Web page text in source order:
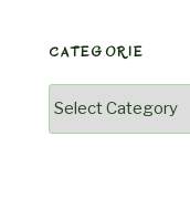
CATEGORIE
Categorie